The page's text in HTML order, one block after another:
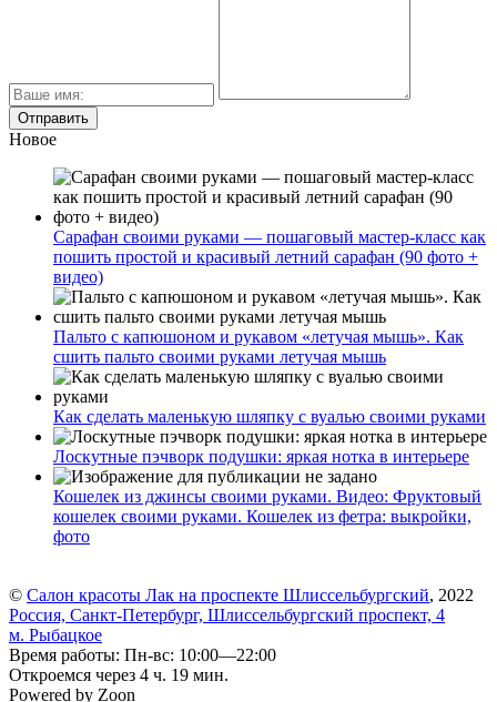
Новое
Сарафан своими руками — пошаговый мастер-класс как
пошить простой и красивый летний сарафан (90 фото +
видео)
Пальто с капюшоном и рукавом «летучая мышь». Как
сшить пальто своими руками летучая мышь
Как сделать маленькую шляпку с вуалью своими руками
Лоскутные пэчворк подушки: яркая нотка в интерьере
Кошелек из джинсы своими руками. Видео: Фруктовый
кошелек своими руками. Кошелек из фетра: выкройки,
фото
© Салон красоты Лак на проспекте Шлиссельбургский, 2022
Россия, Санкт-Петербург, Шлиссельбургский проспект, 4
м. Рыбацкое
Время работы: Пн-вс: 10:00—22:00
Откроемся через 4 ч. 19 мин.
Powered by Zoon